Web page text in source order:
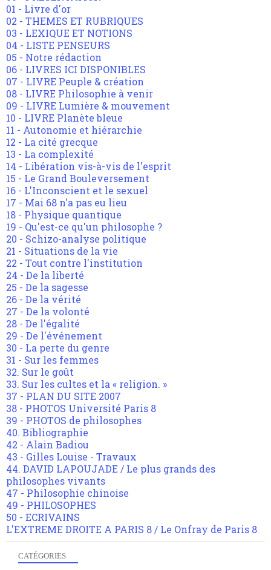
01 - Livre d'or
02 - THEMES ET RUBRIQUES
03 - LEXIQUE ET NOTIONS
04 - LISTE PENSEURS
05 - Notre rédaction
06 - LIVRES ICI DISPONIBLES
07 - LIVRE Peuple & création
08 - LIVRE Philosophie à venir
09 - LIVRE Lumière & mouvement
10 - LIVRE Planète bleue
11 - Autonomie et hiérarchie
12 - La cité grecque
13 - La complexité
14 - Libération vis-à-vis de l'esprit
15 - Le Grand Bouleversement
16 - L'Inconscient et le sexuel
17 - Mai 68 n'a pas eu lieu
18 - Physique quantique
19 - Qu'est-ce qu'un philosophe ?
20 - Schizo-analyse politique
21 - Situations de la vie
22 - Tout contre l'institution
24 - De la liberté
25 - De la sagesse
26 - De la vérité
27 - De la volonté
28 - De l'égalité
29 - De l'événement
30 - La perte du genre
31 - Sur les femmes
32. Sur le goût
33. Sur les cultes et la « religion. »
37 - PLAN DU SITE 2007
38 - PHOTOS Université Paris 8
39 - PHOTOS de philosophes
40. Bibliographie
42 - Alain Badiou
43 - Gilles Louise - Travaux
44. DAVID LAPOUJADE / Le plus grands des
philosophes vivants
47 - Philosophie chinoise
49 - PHILOSOPHES
50 - ECRIVAINS
L'EXTREME DROITE A PARIS 8 / Le Onfray de Paris 8
CATÉGORIES